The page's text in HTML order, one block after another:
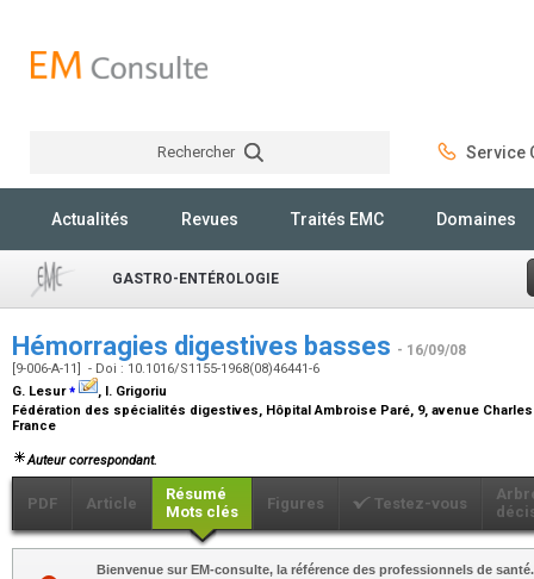
Rechercher Service
Actualités Revues Traités EMC Domaines
GASTRO-ENTÉROLOGIE
Hémorragies digestives basses - 16/09/08
[9-006-A-11] - Doi : 10.1016/S1155-1968(08)46441-6
G. Lesur⁎
, I. Grigoriu
Fédération des spécialités digestives, Hôpital Ambroise Paré, 9, avenue
France
Auteur correspondant.
PDF Article
Résumé
Mots clés
Figures Testez-vous
Bienvenue sur EM-consulte, la référence des professionnels de santé.